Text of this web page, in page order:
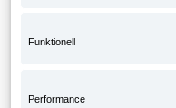
Funktionell
Performance